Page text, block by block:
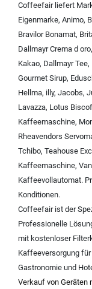
Coffeefair liefert
Eigenmarke, Animo,
Bravilor Bonamat,
Dallmayr Crema d oro,
Kakao, Dallmayr Tee,
Gourmet Sirup,
Hellma, illy, Jacobs,
Lavazza, Lotus
Kaffeemaschine,
Rheavendors
Tchibo, Teahouse
Kaffeemaschine,
Kaffeevollautomat.
Konditionen.
Coffeefair ist der
Professionelle
mit kostenloser
Kaffeeversorgung
Gastronomie und
Verkauf von Geräten